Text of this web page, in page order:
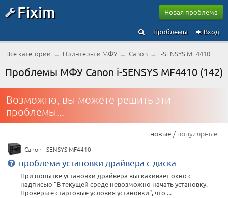
Fixim Новая проблема
Вход
Проблемы
Все категории → Принтеры и МФУ → Canon → i-SENSYS MF4410
Проблемы МФУ Canon i-SENSYS MF4410 (142)
Возможно, вы можете решить эти
проблемы...
новые /популярные
Canon i-SENSYS MF4410
проблема установки драйвера с диска
При попытке установки драйвера выскакивает окно с
надписью "В текущей среде невозможно начать установку.
Проверьте стартовые условия установки", что ...